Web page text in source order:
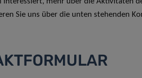
Sie uns über die unten stehenden